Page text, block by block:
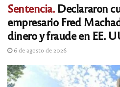
Sentencia.Declararon
empresario Fred
dinero y fraude en EE.
6 de agosto de 2026